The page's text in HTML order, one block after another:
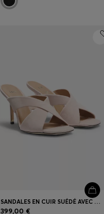
SANDALES EN CUIR SUÉDÉ AVEC BRETELLES CROISÉES
399,00 €